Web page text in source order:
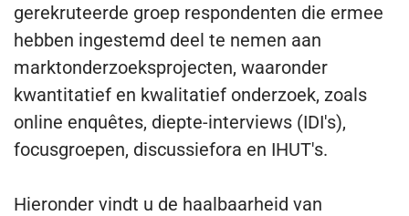
gerekruteerde groep respondenten die ermee
hebben ingestemd deel te nemen aan
marktonderzoeksprojecten, waaronder
kwantitatief en kwalitatief onderzoek, zoals
online enquêtes, diepte-interviews (IDI's),
focusgroepen, discussiefora en IHUT's.
Hieronder vindt u de haalbaarheid van